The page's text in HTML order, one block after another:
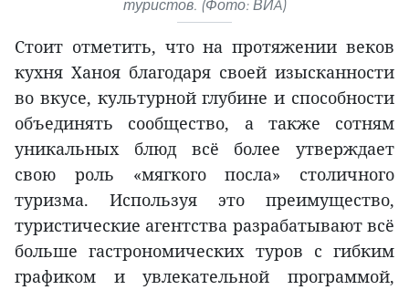
туристов. (Фото: ВИA)
Стоит отметить, что на протяжении веков
кухня Ханоя благодаря своей изысканности
во вкусе, культурной глубине и способности
объединять сообщество, а также сотням
уникальных блюд всё более утверждает
свою роль «мягкого посла» столичного
туризма. Используя это преимущество,
туристические агентства разрабатывают всё
больше гастрономических туров с гибким
графиком и увлекательной программой,